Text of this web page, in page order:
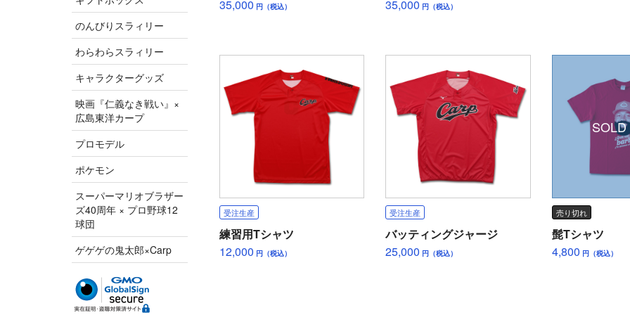
のんびりスラィリー
わらわらスラィリー
キャラクターグッズ
映画『仁義なき戦い』×
広島東洋カープ
プロモデル
ポケモン
スーパーマリオブラザー
ズ40周年 × プロ野球12
球団
ゲゲゲの鬼太郎×Carp
35,000 円（税込） 35,000 円（税込）
受注生産
練習用Tシャツ
12,000 円（税込）
受注生産
バッティングジャージ
25,000 円（税込）
売り切れ
髭Tシャツ
4,800 円（税込）